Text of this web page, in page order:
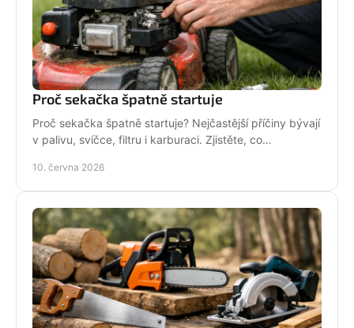
Proč sekačka špatně startuje
Proč sekačka špatně startuje? Nejčastější příčiny bývají
v palivu, svíčce, filtru i karburaci. Zjistěte, co
10. června 2026